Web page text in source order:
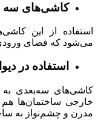
کاشی‌های سه‌
استفاده از این
می‌شود که فضای
استفاده در
کاشی‌های سه‌بعدی به
خارجی ساختمان‌ها هم
مدرن و چشم‌نواز به